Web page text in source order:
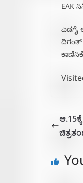
EAK
ಎಡಗೈ
ದಿಗಂತ್